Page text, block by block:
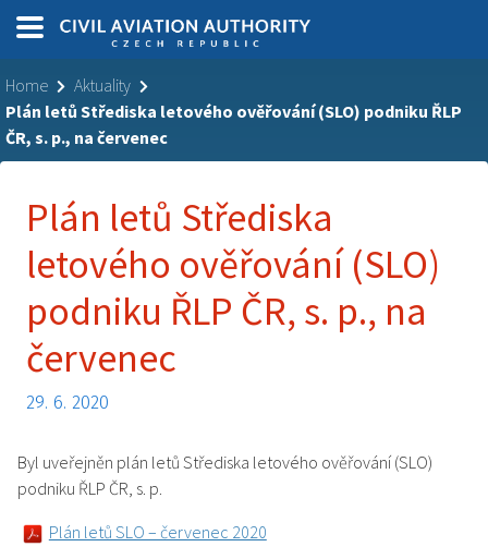
Home
Aktuality
Plán letů Střediska letového ověřování (SLO) podniku ŘLP
ČR, s. p., na červenec
Plán letů Střediska
letového ověřování (SLO)
podniku ŘLP ČR, s. p., na
červenec
29. 6. 2020
Byl uveřejněn plán letů Střediska letového ověřování (SLO)
podniku ŘLP ČR, s. p.
Plán letů SLO – červenec 2020